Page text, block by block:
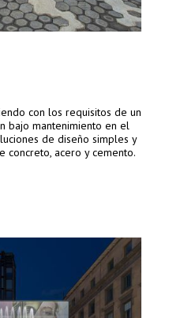
con los requisitos de un
bajo mantenimiento en el
de diseño simples y
concreto, acero y cemento.